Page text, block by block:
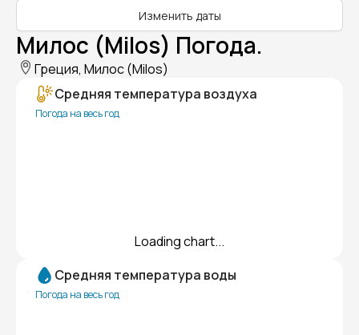
Изменить даты
Милос (Milos) Погода.
Греция, Милос (Milos)
Средняя температура воздуха
Погода на весь год
Loading chart...
Средняя температура воды
Погода на весь год